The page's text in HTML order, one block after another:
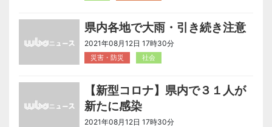
県内各地で大雨・引き続き注意
2021年08月12日 17時30分
災害・防災 社会
【新型コロナ】県内で３１人が
新たに感染
2021年08月12日 17時30分